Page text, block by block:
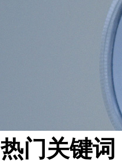
热门关键词